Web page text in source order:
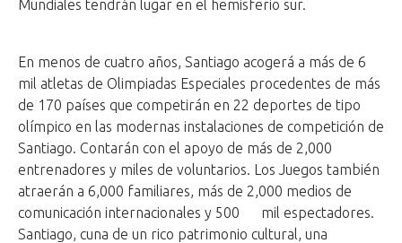
Mundiales tendrán lugar en el hemisferio sur.
En menos de cuatro años, Santiago acogerá a más de 6
mil atletas de Olimpiadas Especiales procedentes de más
de 170 países que competirán en 22 deportes de tipo
olímpico en las modernas instalaciones de competición de
Santiago. Contarán con el apoyo de más de 2,000
entrenadores y miles de voluntarios. Los Juegos también
atraerán a 6,000 familiares, más de 2,000 medios de
comunicación internacionales y 500 mil espectadores.
Santiago, cuna de un rico patrimonio cultural, una